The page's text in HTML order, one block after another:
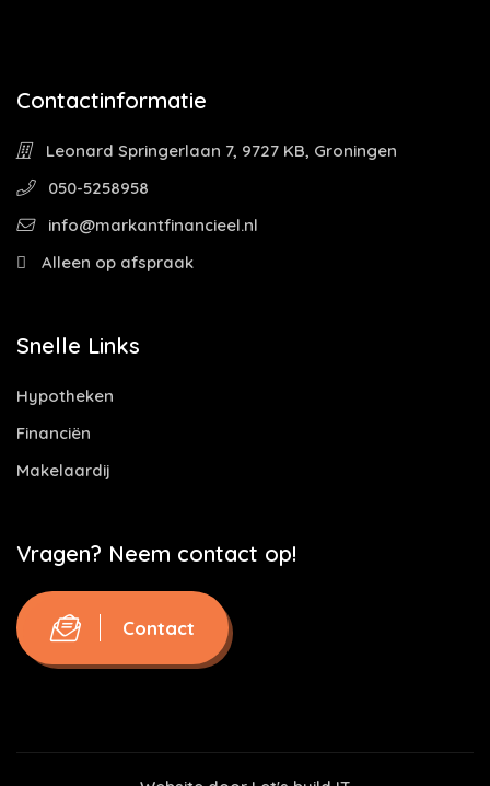
Contactinformatie
Leonard Springerlaan 7, 9727 KB, Groningen
050-5258958
info@markantfinancieel.nl
Alleen op afspraak
Snelle Links
Hypotheken
Financiën
Makelaardij
Vragen? Neem contact op!
Contact